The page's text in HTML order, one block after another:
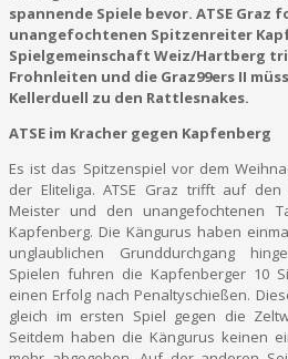
spannende Spiele bevor. ATSE Graz
unangefochtenen Spitzenreiter
Spielgemeinschaft Weiz/Hartberg
Frohnleiten und die Graz99ers II
Kellerduell zu den Rattlesnakes.
ATSE im Kracher gegen Kapfenberg
Es ist das Spitzenspiel vor dem
der Eliteliga. ATSE Graz trifft auf den
Meister und den unangefochtenen
Kapfenberg. Die Kängurus haben
unglaublichen Grunddurchgang
Spielen fuhren die Kapfenberger 10
einen Erfolg nach Penaltyschießen.
gleich im ersten Spiel gegen die
Seitdem haben die Kängurus keinen